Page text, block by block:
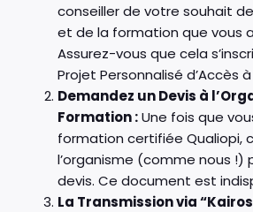
conseiller de votre souhait
et de la formation que vous
Assurez-vous que cela
Projet Personnalisé d’Accès à
Demandez un Devis à
Formation :Une fois que
formation certifiée Qualiopi,
l’organisme (comme nous !)
devis. Ce document est
La Transmission via